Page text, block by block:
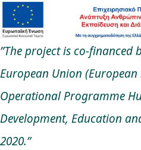
Μετάβαση
στο
περιεχόμενο
”The project is co-financed
European Union (European
Operational Programme
Development, Education
2020.”